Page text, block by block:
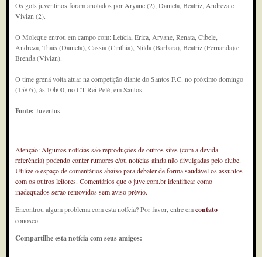
Os gols juventinos foram anotados por Aryane (2), Daniela, Beatriz, Andreza e
Vivian (2).
O Moleque entrou em campo com: Letícia, Erica, Aryane, Renata, Cibele,
Andreza, Thais (Daniela), Cassia (Cinthia), Nilda (Barbara), Beatriz (Fernanda) e
Brenda (Vivian).
O time grená volta atuar na competição diante do Santos F.C. no próximo domingo
(15/05), às 10h00, no CT Rei Pelé, em Santos.
Fonte:Juventus
Atenção: Algumas notícias são reproduções de outros sites (com a devida
referência) podendo conter rumores e/ou notícias ainda não divulgadas pelo clube.
Utilize o espaço de comentários abaixo para debater de forma saudável os assuntos
com os outros leitores. Comentários que o juve.com.br identificar como
inadequados serão removidos sem aviso prévio.
Encontrou algum problema com esta notícia? Por favor, entre emcontato
conosco.
Compartilhe esta notícia com seus amigos: